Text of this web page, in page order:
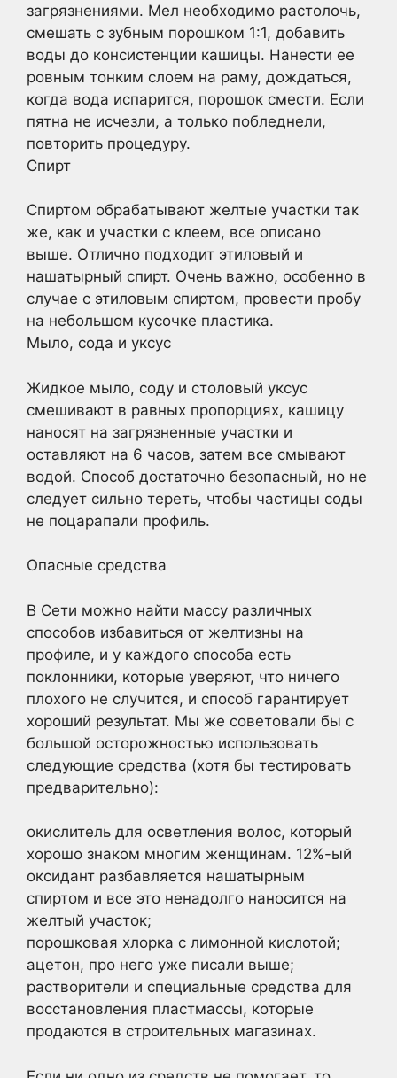
загрязнениями. Мел необходимо растолочь,
смешать с зубным порошком 1:1, добавить
воды до консистенции кашицы. Нанести ее
ровным тонким слоем на раму, дождаться,
когда вода испарится, порошок смести. Если
пятна не исчезли, а только побледнели,
повторить процедуру.
Спирт
Спиртом обрабатывают желтые участки так
же, как и участки с клеем, все описано
выше. Отлично подходит этиловый и
нашатырный спирт. Очень важно, особенно в
случае с этиловым спиртом, провести пробу
на небольшом кусочке пластика.
Мыло, сода и уксус
Жидкое мыло, соду и столовый уксус
смешивают в равных пропорциях, кашицу
наносят на загрязненные участки и
оставляют на 6 часов, затем все смывают
водой. Способ достаточно безопасный, но не
следует сильно тереть, чтобы частицы соды
не поцарапали профиль.
Опасные средства
В Сети можно найти массу различных
способов избавиться от желтизны на
профиле, и у каждого способа есть
поклонники, которые уверяют, что ничего
плохого не случится, и способ гарантирует
хороший результат. Мы же советовали бы с
большой осторожностью использовать
следующие средства (хотя бы тестировать
предварительно):
окислитель для осветления волос, который
хорошо знаком многим женщинам. 12%-ый
оксидант разбавляется нашатырным
спиртом и все это ненадолго наносится на
желтый участок;
порошковая хлорка с лимонной кислотой;
ацетон, про него уже писали выше;
растворители и специальные средства для
восстановления пластмассы, которые
продаются в строительных магазинах.